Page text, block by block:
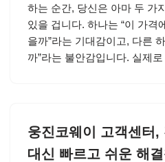
하는 순간, 당신은 아마 두 가
있을 겁니다. 하나는 “이 가격
을까”라는 기대감이고, 다른
까”라는 불안감입니다. 실제
웅진코웨이 고객센터,
대신 빠르고 쉬운 해